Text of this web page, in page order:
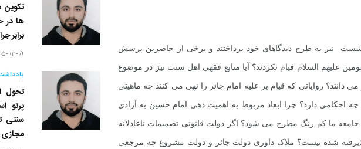
نیز به طرح دیدگاهای خود پرداختند و برخی از حاضرین پرسش
علیهم السلام قیام نکردند؟ آیا منابع فقهی اهل سنت نیز در موضوع
روایاتی که قیام بر علیه امام جائر را نهی می کنند چه ماهیتی
دارد؟ چرا ابعاد مربوط به اهمیت دهی امام حسین به آزادی
ما کم رنگ مطرح می شود؟ اگر دولت قانونی تصمیمات ناعادلانه
شده نیست؟ ملاک داوری دولت جائر و دولت مشروع چه مرجعی
تکوین
ها در
برابر
۱۴۰۵-۰۳-
تحول
پرتو
سنتی
مجازی